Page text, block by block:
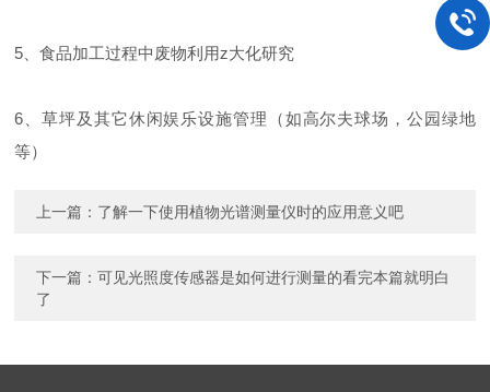
5、食品加工过程中废物利用z大化研究
6、草坪及其它休闲娱乐设施管理（如高尔夫球场，公园绿地
等）
上一篇： 了解一下使用植物光谱测量仪时的应用意义吧
下一篇：可见光照度传感器是如何进行测量的看完本篇就明白
了